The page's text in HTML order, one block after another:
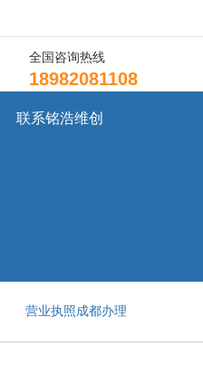
全国咨询热线
18982081108
联系铭浩维创
营业执照成都办理